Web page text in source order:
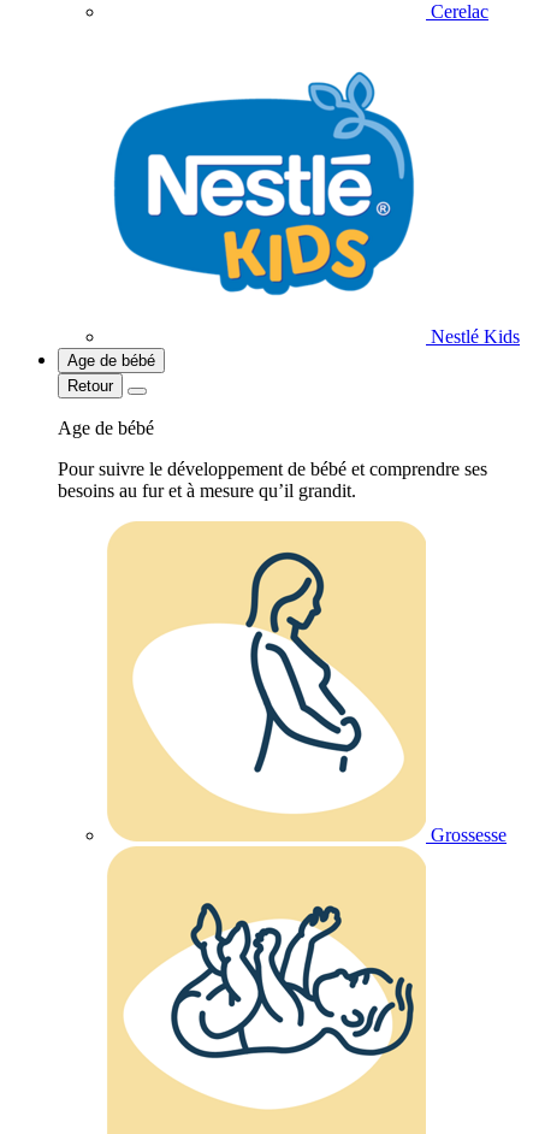
Cerelac
Nestlé Kids
Age de bébé
Retour
Age de bébé
Pour suivre le développement de bébé et comprendre ses
besoins au fur et à mesure qu’il grandit.
Grossesse